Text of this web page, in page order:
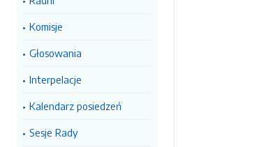
Komisje
Głosowania
Interpelacje
Kalendarz posiedzeń
Sesje Rady